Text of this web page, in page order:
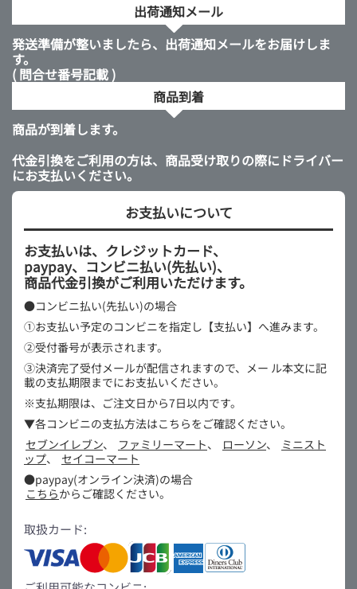
出荷通知メール
発送準備が整いましたら、出荷通知メールをお届けしま
す。
( 問合せ番号記載 )
商品到着
商品が到着します。
代金引換をご利用の方は、商品受け取りの際にドライバー
にお支払いください。
お支払いについて
お支払いは、クレジットカード、
paypay、コンビニ払い(先払い)、
商品代金引換がご利用いただけます。
●コンビニ払い(先払い)の場合
①お支払い予定のコンビニを指定し【支払い】へ進みます。
②受付番号が表示されます。
③決済完了受付メールが配信されますので、メー ル本文に記
載の支払期限までにお支払いください。
※支払期限は、ご注文日から7日以内です。
▼各コンビニの支払方法はこちらをご確認ください。
セブンイレブン、 ファミリーマート、 ローソン、
ミニスト
ップ、
セイコーマート
●paypay(オンライン決済)の場合
こちらからご確認ください。
取扱カード: